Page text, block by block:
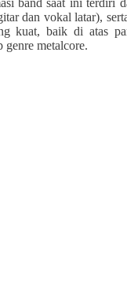
dan vokal latar),
kuat, baik di atas
genre metalcore.